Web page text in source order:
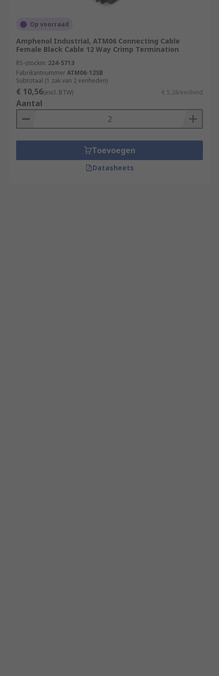
Op voorraad
Amphenol Industrial, ATM06 Connecting Cable
Female Black Cable 12 Way Crimp Termination
RS-stocknr. 224-5713
FabrikantnummerATM06-12SB
Subtotaal (1 zak van 2 eenheden)
€ 10,56(excl. BTW) € 5,28/eenheid
Aantal
Toevoegen
Datasheets